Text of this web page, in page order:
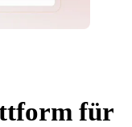
für